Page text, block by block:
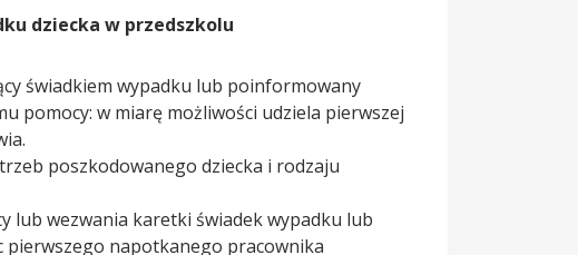
dziecka w przedszkolu
świadkiem wypadku lub poinformowany
pomocy: w miarę możliwości udziela pierwszej
poszkodowanego dziecka i rodzaju
lub wezwania karetki świadek wypadku lub
napotkanego pracownika